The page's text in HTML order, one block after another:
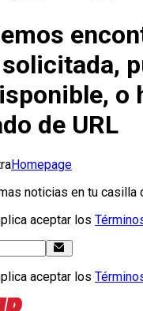
o
de URL
Homepage
noticias en tu casilla
aceptar los
aceptar los